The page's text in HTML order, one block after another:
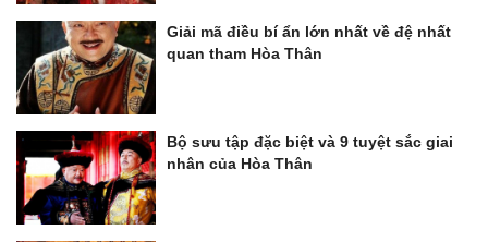
Giải mã điều bí ẩn lớn nhất về đệ nhất
quan tham Hòa Thân
Bộ sưu tập đặc biệt và 9 tuyệt sắc giai
nhân của Hòa Thân